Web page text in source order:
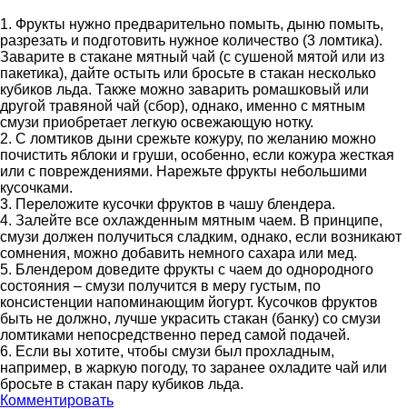
1. Фрукты нужно предварительно помыть, дыню помыть,
разрезать и подготовить нужное количество (3 ломтика).
Заварите в стакане мятный чай (с сушеной мятой или из
пакетика), дайте остыть или бросьте в стакан несколько
кубиков льда. Также можно заварить ромашковый или
другой травяной чай (сбор), однако, именно с мятным
смузи приобретает легкую освежающую нотку.
2. С ломтиков дыни срежьте кожуру, по желанию можно
почистить яблоки и груши, особенно, если кожура жесткая
или с повреждениями. Нарежьте фрукты небольшими
кусочками.
3. Переложите кусочки фруктов в чашу блендера.
4. Залейте все охлажденным мятным чаем. В принципе,
смузи должен получиться сладким, однако, если возникают
сомнения, можно добавить немного сахара или мед.
5. Блендером доведите фрукты с чаем до однородного
состояния – смузи получится в меру густым, по
консистенции напоминающим йогурт. Кусочков фруктов
быть не должно, лучше украсить стакан (банку) со смузи
ломтиками непосредственно перед самой подачей.
6. Если вы хотите, чтобы смузи был прохладным,
например, в жаркую погоду, то заранее охладите чай или
бросьте в стакан пару кубиков льда.
Комментировать